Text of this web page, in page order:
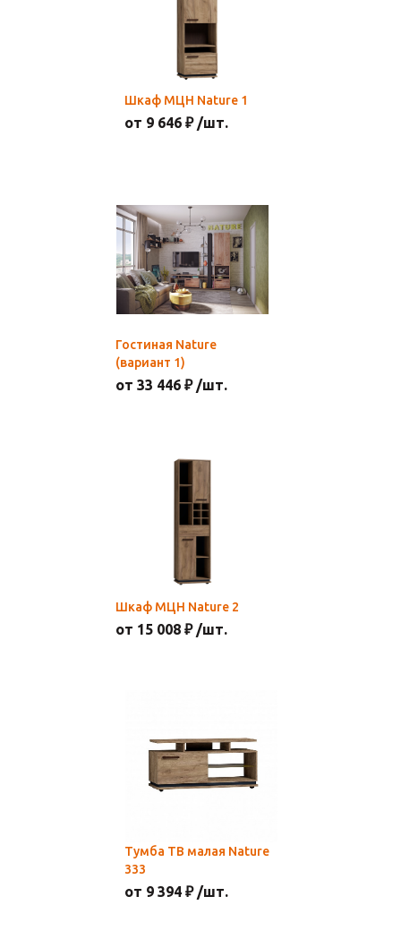
Шкаф МЦН Nature 1
от 9 646 ₽ /шт.
Гостиная Nature
(вариант 1)
от 33 446 ₽ /шт.
Шкаф МЦН Nature 2
от 15 008 ₽ /шт.
Тумба ТВ малая Nature
333
от 9 394 ₽ /шт.